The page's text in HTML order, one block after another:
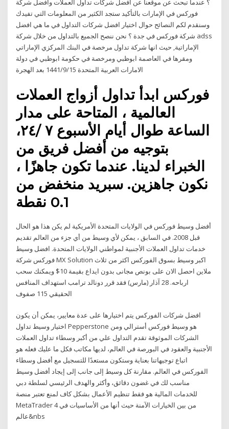
؟ عندما تبحث عن موقعنا عن افضل شركات تداول العملات وافضل شركة
فوركس في الإمارات بالتأكيد ستجد الكثير من المعلومات التي تفيدك
وسنقدم لكم النصائح حوال اختيار افضل شركات التداول في ما هي افضل
شركة فوركس في جدة ؟ نحن ننصح الجميع بالتداول من خلال شركة adss
الإماراتية, حيث انها شركة تداول مرخصة في البنك المركزي الإماراتي
ومقرها في العاصمة ابوظبي ومرخصة في حكومة ابوظبي في دولة
الامارات العربية المتحدة 15‏‏/9‏‏/1441 بعد الهجرة
فوركس ابدأ تداول أزواج العملات
العالمية ، المتاحة على مدار
الساعة طوال أيام الأسبوع ٧ /٢٤،
بتوجيه من أفضل فريق من
الخبراء لدينا. عندما تكون جاهزًا ،
نكون جاهزين. سبريد منخفض من
0.1 نقطة
أفضل وسيط فوركس في الولايات المتحدة الأمريكية لم يكن هذا هو الحال
قبل 2008. في السابق ، يمكن لأي وسيط من أي جزء من العالم تقديم
خدمات تداول العملات الأجنبية لمواطني الولايات المتحدة. افضل وسيط
فوركس شركة MX Solution اكبر وسيط بسوق الفوركس اكثر من ثلاث
ملاين احصل الان على بونص مجانى بدون ايداع بقيمة 10$ ويمكنك سحب
ارباحه. 28 آذار (مارس) فقد قرر دونالد ترامب استهداف المنافس
الحقيقي 115 صفوف
افضل شركات الفوركس يتم اختيارها على عدة معايير، يمكن أن يكون
اختيار وسيط تداول Pepperstone هو وسيط فوركس أسترالي ومن
الشركات الموثوقة تقدم التداول علي من أكبر وسطاء تداول العملات
الأجنبية والعقود في البورصة في العالم، لديها مكاتب فكل ما عليك فعله هو
اتباع توجيهاتنا بعناية وستكون مستعدًا للتسجيل مع أفضل وسطاء
الفوركس في العالم. مقارنة كل وسيط إلى جانب إلى إيجاد أفضل وسيط
مناسب لك في غضون دقائق، وأكثر والهدف الرئيسي لسلطة دبي
للخدمات المالية هو فقط تنظيم الأعمال بشكل كاف لمنع تعتبر منصة
MetaTrader 4 من بين الخيارات الآمنة حيث أنها من الأساسيات في
عالم&nbs